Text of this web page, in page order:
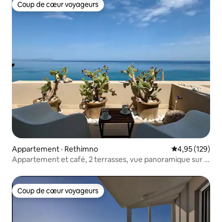
Coup de cœur voyageurs
Coup de cœur voyageurs
Appartement · Rethimno Note
4,95 (129)
Appartement et café, 2 terrasses, vue panoramique sur la
Coup de cœur voyageurs
Coup de cœur voyageurs